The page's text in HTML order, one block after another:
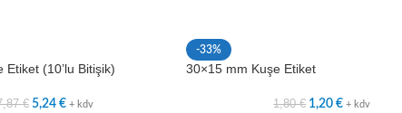
Etiket (10’lu Bitişik)
€ 5,24 € + kdv
-33%
30×15 mm Kuşe Etiket
1,80€ 1,20€ + kdv